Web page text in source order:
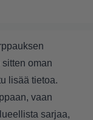
oman
lisää tietoa.
vaan
sarjaa,